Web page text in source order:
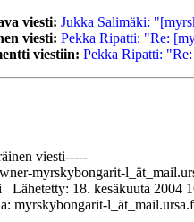
viesti: Jukka Salimäki:
viesti: Pekka Ripatti: "Re:
viestiin: Pekka Ripatti:
viesti-----
myrskybongarit-
Lähetetty: 18. kesäkuuta 2004
myrskybongarit-